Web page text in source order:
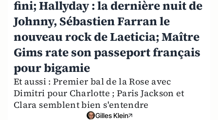
fini; Hallyday : la dernière nuit de
Johnny, Sébastien Farran le
nouveau rock de Laeticia; Maître
Gims rate son passeport français
pour bigamie
Et aussi : Premier bal de la Rose avec
Dimitri pour Charlotte ; Paris Jackson et
Clara semblent bien s'entendre
Gilles Klein